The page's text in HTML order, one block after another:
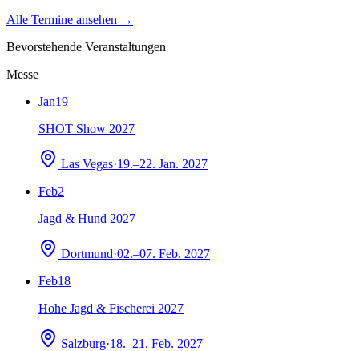
Alle Termine ansehen →
Bevorstehende Veranstaltungen
Messe
Jan19
SHOT Show 2027
Las Vegas·19.–22. Jan. 2027
Feb2
Jagd & Hund 2027
Dortmund·02.–07. Feb. 2027
Feb18
Hohe Jagd & Fischerei 2027
Salzburg·18.–21. Feb. 2027